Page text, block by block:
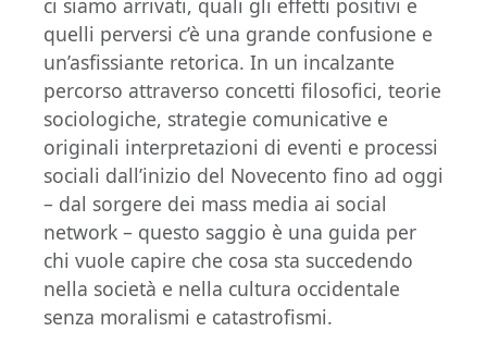
quelli perversi c’è una grande confusione e
un’asfissiante retorica. In un incalzante
percorso attraverso concetti filosofici, teorie
sociologiche, strategie comunicative e
originali interpretazioni di eventi e processi
sociali dall’inizio del Novecento fino ad oggi
– dal sorgere dei mass media ai social
network – questo saggio è una guida per
chi vuole capire che cosa sta succedendo
nella società e nella cultura occidentale
senza moralismi e catastrofismi.